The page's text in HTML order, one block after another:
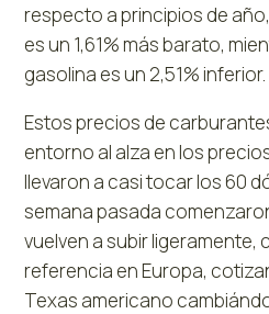
respecto a principios de
es un 1,61% más barato,
gasolina es un 2,51% inferior.
Estos precios de
entorno al alza en los
llevaron a casi tocar los 60
semana pasada
vuelven a subir ligeramente,
referencia en Europa,
Texas americano